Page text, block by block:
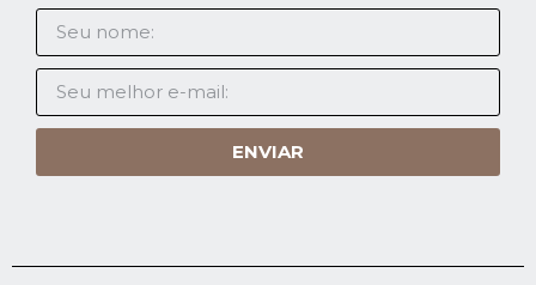
ENVIAR